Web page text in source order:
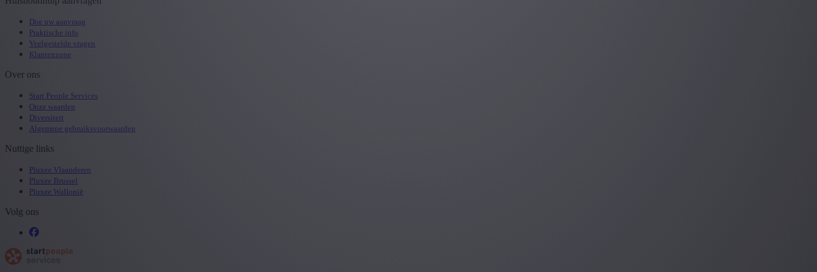
Doe uw aanvraag
Praktische info
Veelgestelde vragen
Klantenzone
Over ons
Start People Services
Onze waarden
Diversiteit
Algemene gebruiksvoorwaarden
Nuttige links
Pluxee Vlaanderen
Pluxee Brussel
Pluxee Wallonië
Volg ons